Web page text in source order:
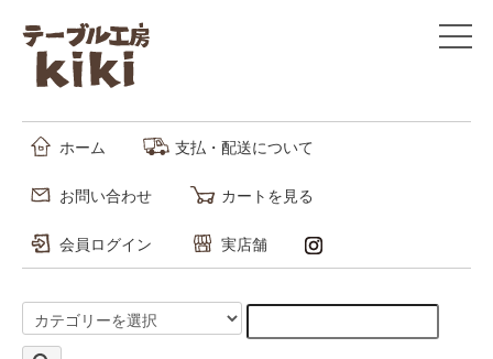
ホーム 支払・配送について
お問い合わせ カートを見る
会員ログイン 実店舗